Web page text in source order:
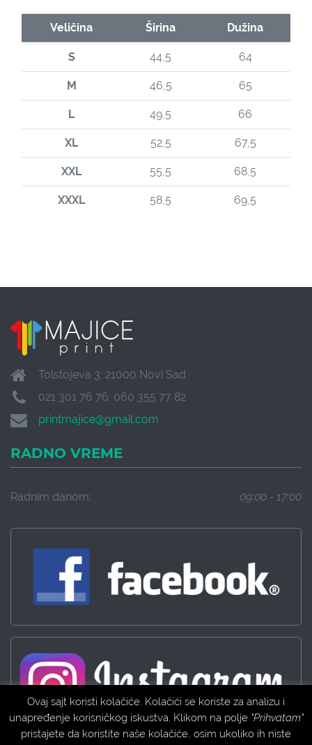
Veličina Širina Dužina
S 44,5 64
M 46,5 65
L 49,5 66
XL 52,5 67,5
XXL 55,5 68,5
XXXL 58,5 69,5
Tolstojeva 3; 21000 Novi Sad
021 301 76 76; 060 355 77 82
printmajice@gmail.com
RADNO VREME
Radnim danom: 09:00 - 17:00
Ovaj sajt koristi kolačiće. Kolačići se koriste za analizu i
unapređenje korisničkog iskustva. Klikom na polje "Prihvatam"
pristajete da koristite naše kolačiće, osim ukoliko ih niste